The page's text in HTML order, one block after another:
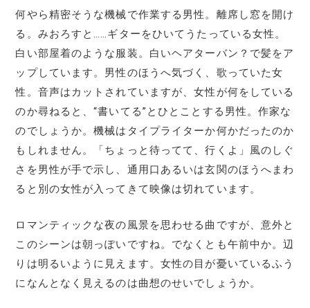
何やら精密そうな機械で作業する男性。離席し窓を開け
る。みおろすと……ギターをひいてうたっている女性。
白い部屋着のような服装。白いヘアターバン？で髪をア
ップしています。男性のほうへ気づく、歌っていた女
性。音声はカットされていますが、女性が何をしている
のか尋ねると、“書いてる”とひとことする男性。作家な
のでしょうか。機械はタイプライターか何かだったのか
もしれません。「ちょっと待ってて、行くよ」風のしぐ
さを男性が手で示し、通用口あるいは玄関のほうへまわ
ると別の女性が入ってきて映像は切れています。
ロマンティックな夜の風景を思わせる曲ですが、意外と
このシーンは朝っぽいですね。でなくとも午前中か。辺
りは明るいように見えます。女性の目が憂いているふう
になんとなく見えるのは曲想のせいでしょうか。